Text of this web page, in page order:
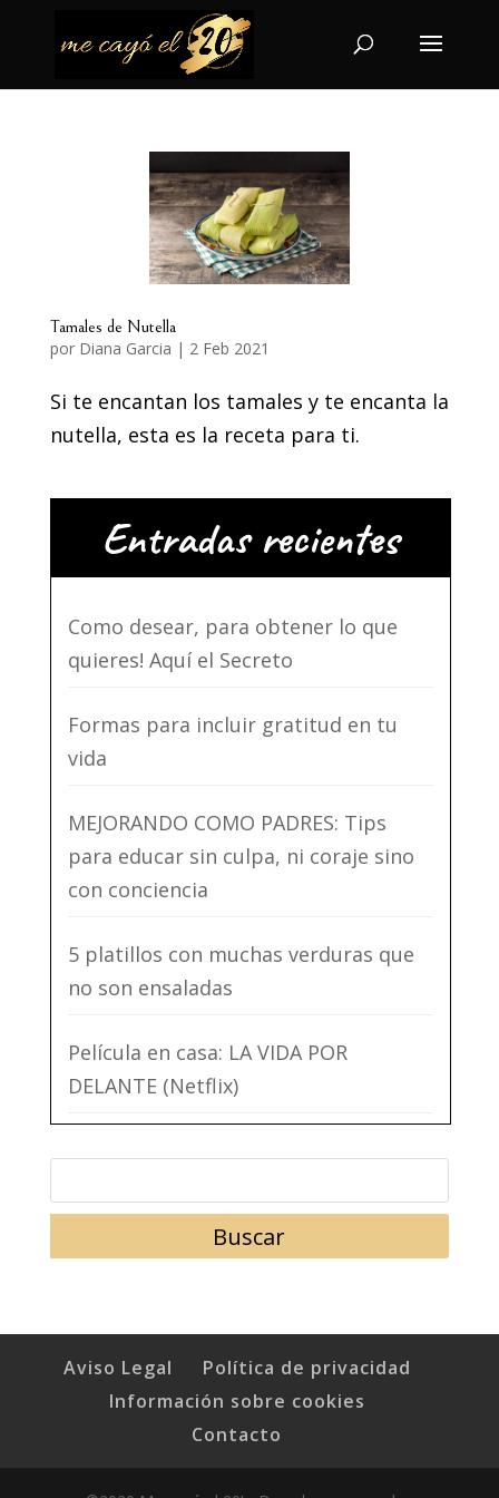
Tamales de Nutella
por Diana Garcia | 2 Feb 2021
Si te encantan los tamales y te encanta la
nutella, esta es la receta para ti.
Entradas recientes
Como desear, para obtener lo que
quieres! Aquí el Secreto
Formas para incluir gratitud en tu
vida
MEJORANDO COMO PADRES: Tips
para educar sin culpa, ni coraje sino
con conciencia
5 platillos con muchas verduras que
no son ensaladas
Película en casa: LA VIDA POR
DELANTE (Netflix)
Aviso Legal
Política de privacidad
Información sobre cookies
Contacto